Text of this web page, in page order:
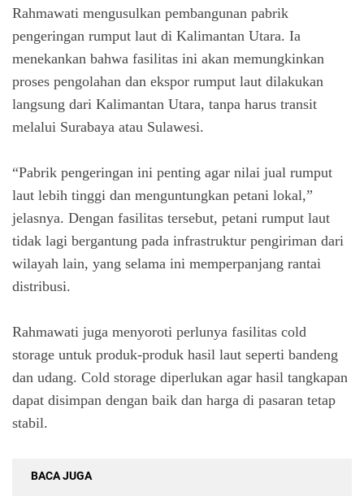
Rahmawati mengusulkan pembangunan pabrik
pengeringan rumput laut di Kalimantan Utara. Ia
menekankan bahwa fasilitas ini akan memungkinkan
proses pengolahan dan ekspor rumput laut dilakukan
langsung dari Kalimantan Utara, tanpa harus transit
melalui Surabaya atau Sulawesi.
“Pabrik pengeringan ini penting agar nilai jual rumput
laut lebih tinggi dan menguntungkan petani lokal,”
jelasnya. Dengan fasilitas tersebut, petani rumput laut
tidak lagi bergantung pada infrastruktur pengiriman dari
wilayah lain, yang selama ini memperpanjang rantai
distribusi.
Rahmawati juga menyoroti perlunya fasilitas cold
storage untuk produk-produk hasil laut seperti bandeng
dan udang. Cold storage diperlukan agar hasil tangkapan
dapat disimpan dengan baik dan harga di pasaran tetap
stabil.
BACA JUGA